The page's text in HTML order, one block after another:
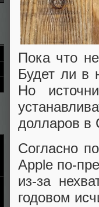
Пока что
Будет ли в
Но
долларов
Согласно
Apple по-
из-за
годовом